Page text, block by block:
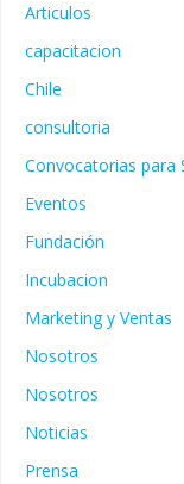
Articulos
capacitacion
Chile
consultoria
Convocatorias para
Eventos
Fundación
Incubacion
Marketing y Ventas
Nosotros
Nosotros
Noticias
Prensa